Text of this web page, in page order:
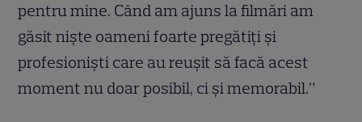
pentru mine. Când am ajuns la filmări am
găsit niște oameni foarte pregătiți și
profesioniști care au reușit să facă acest
moment nu doar posibil, ci și memorabil.”